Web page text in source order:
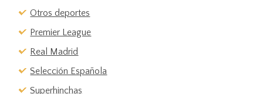
Otros deportes
Premier League
Real Madrid
Selección Española
Superhinchas